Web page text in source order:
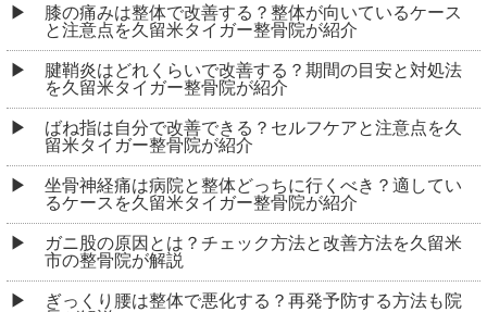
膝の痛みは整体で改善する？整体が向いているケース
と注意点を久留米タイガー整骨院が紹介
腱鞘炎はどれくらいで改善する？期間の目安と対処法
を久留米タイガー整骨院が紹介
ばね指は自分で改善できる？セルフケアと注意点を久
留米タイガー整骨院が紹介
坐骨神経痛は病院と整体どっちに行くべき？適してい
るケースを久留米タイガー整骨院が紹介
ガニ股の原因とは？チェック方法と改善方法を久留米
市の整骨院が解説
ぎっくり腰は整体で悪化する？再発予防する方法も院